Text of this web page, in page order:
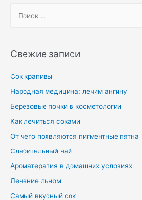
Свежие записи
Сок крапивы
Народная медицина: лечим ангину
Березовые почки в косметологии
Как лечиться соками
От чего появляются пигментные пятна
Слабительный чай
Ароматерапия в домашних условиях
Лечение льном
Самый вкусный сок